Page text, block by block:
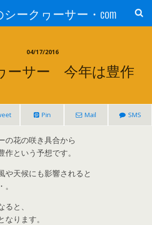
ークヮーサー・com
04/17/2016
ーサー 今年は豊作
Pin Mail SMS
の花の咲き具合から
という予想です。
や天候にも影響されると
と、
ります。